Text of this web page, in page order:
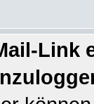
Link